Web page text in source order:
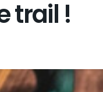
trail !